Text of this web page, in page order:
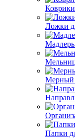
Ложки
Мерный
Папки